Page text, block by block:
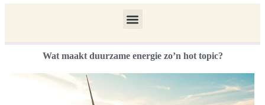
Wat maakt duurzame energie zo’n hot topic?